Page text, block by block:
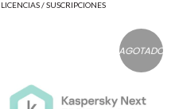
LICENCIAS / SUSCRIPCIONES
AGOTADO